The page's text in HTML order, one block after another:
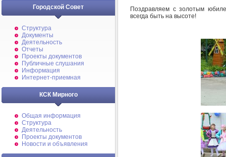
Городской Совет
Структура
Документы
Деятельность
Отчеты
Проекты документов
Публичные слушания
Информация
Интернет-приемная
КСК Мирного
Общая информация
Структура
Деятельность
Проекты документов
Новости и объявления
Поздравляем с золотым
всегда быть на высоте!